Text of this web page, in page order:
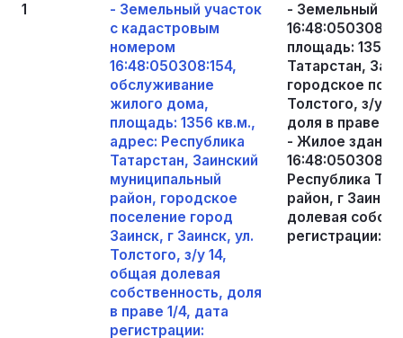
1
- Земельный участок
с кадастровым
номером
16:48:050308:154,
обслуживание
жилого дома,
площадь: 1356 кв.м.,
адрес: Республика
Татарстан, Заинский
муниципальный
район, городское
поселение город
Заинск, г Заинск, ул.
Толстого, з/у 14,
общая долевая
собственность, доля
в праве 1/4, дата
регистрации:
- Земельный
площадь: 1356
Татарстан,
городское
Толстого, з/у
доля в праве 1/
- Жилое
Республика
район, г
долевая
регистрации: